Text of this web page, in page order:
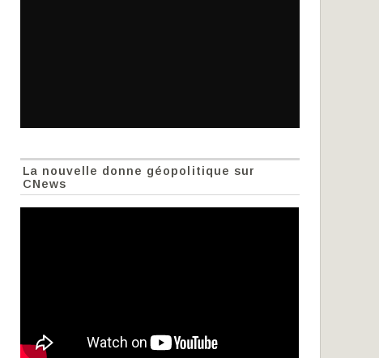
La nouvelle donne géopolitique sur
CNews